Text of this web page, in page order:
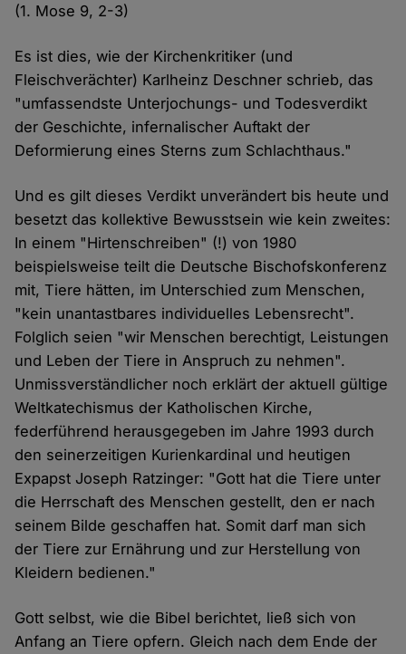
(1. Mose 9, 2-3)
Es ist dies, wie der Kirchenkritiker (und
Fleischverächter) Karlheinz Deschner schrieb, das
"umfassendste Unterjochungs- und Todesverdikt
der Geschichte, infernalischer Auftakt der
Deformierung eines Sterns zum Schlachthaus."
Und es gilt dieses Verdikt unverändert bis heute und
besetzt das kollektive Bewusstsein wie kein zweites:
In einem "Hirtenschreiben" (!) von 1980
beispielsweise teilt die Deutsche Bischofskonferenz
mit, Tiere hätten, im Unterschied zum Menschen,
"kein unantastbares individuelles Lebensrecht".
Folglich seien "wir Menschen berechtigt, Leistungen
und Leben der Tiere in Anspruch zu nehmen".
Unmissverständlicher noch erklärt der aktuell gültige
Weltkatechismus der Katholischen Kirche,
federführend herausgegeben im Jahre 1993 durch
den seinerzeitigen Kurienkardinal und heutigen
Expapst Joseph Ratzinger: "Gott hat die Tiere unter
die Herrschaft des Menschen gestellt, den er nach
seinem Bilde geschaffen hat. Somit darf man sich
der Tiere zur Ernährung und zur Herstellung von
Kleidern bedienen."
Gott selbst, wie die Bibel berichtet, ließ sich von
Anfang an Tiere opfern. Gleich nach dem Ende der